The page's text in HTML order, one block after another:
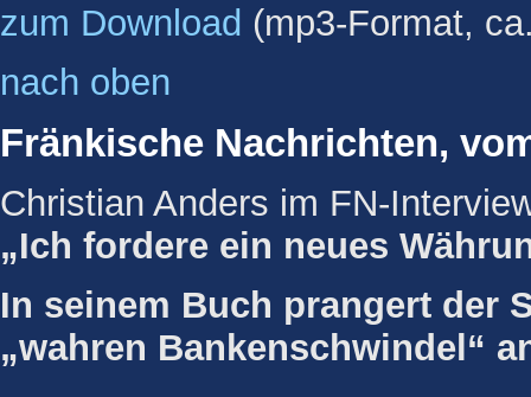
zum Download (mp3-Format,
nach oben
Fränkische Nachrichten,
Christian Anders im FN-
„Ich fordere ein neues
In seinem Buch prangert der
„wahren Bankenschwindel“